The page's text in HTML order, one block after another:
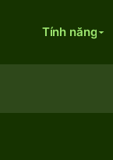
Tính năng